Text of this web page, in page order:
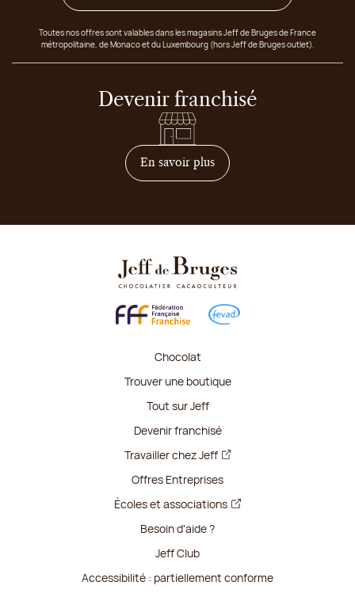
Toutes nos offres sont valables dans les magasins Jeff de Bruges de France
métropolitaine, de Monaco et du Luxembourg (hors Jeff de Bruges outlet).
Devenir franchisé
En savoir plussur comment devenir
Chocolat
Trouver une boutique
Tout sur Jeff
Devenir franchisé
Travailler chez Jeff
Offres Entreprises
Écoles et associations
Besoin d'aide ?
Jeff Club
Accessibilité : partiellement conforme